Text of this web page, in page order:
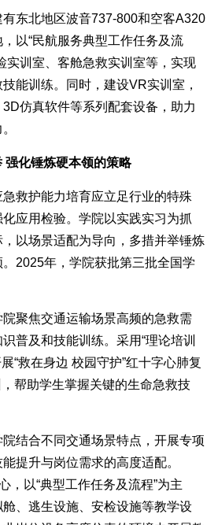
有东北地区波音737-800和空客A320
以“民航服务典型工作任务及流
实训室、客舱急救实训室等，实现
能训练。同时，建设VR实训室，
仿真软件等系列配套设备，助力
强化锤炼硬本领的策略
救护能力培育应立足行业的特殊
应用检验。学院以实践实习为抓
以场景适配为导向，多措并举锤炼
2025年，学院获批第三批全国学
院聚焦交通运输场景高频的急救需
普及和技能训练。采用“理论培训
“救在身边 校园守护”红十字心肺复
帮助学生掌握关键的生命急救技
院结合不同交通场景特点，开展专项
提升与岗位需求的高度适配。
，以“典型工作任务及流程”为主
、逃生设施、安检设施等教学设